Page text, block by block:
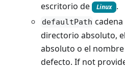
escritorio de
Linux .
defaultPath
directorio absoluto,
absoluto o el
defecto. If not